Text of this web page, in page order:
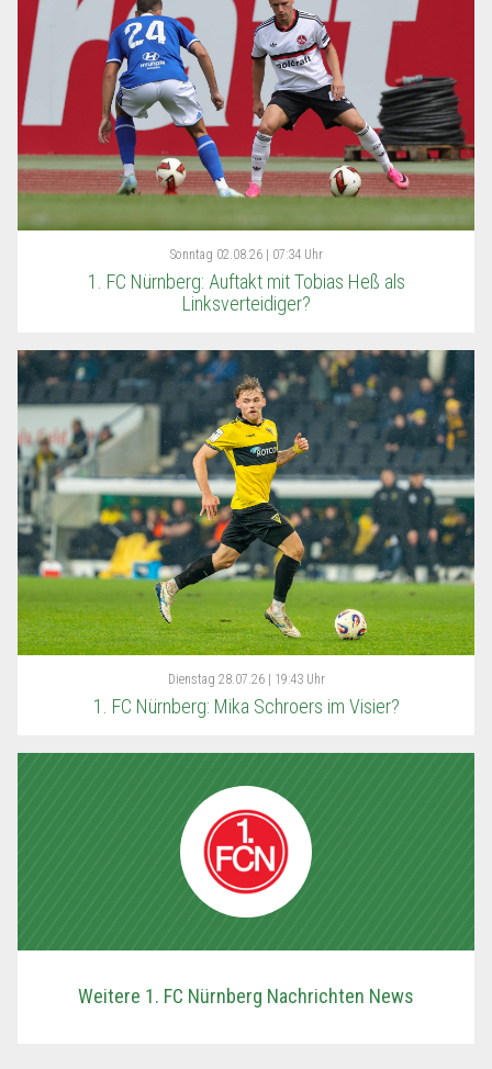
Sonntag 02.08.26 | 07:34 Uhr
1. FC Nürnberg: Auftakt mit Tobias Heß als
Linksverteidiger?
Dienstag 28.07.26 | 19:43 Uhr
1. FC Nürnberg: Mika Schroers im Visier?
Weitere 1. FC Nürnberg Nachrichten News